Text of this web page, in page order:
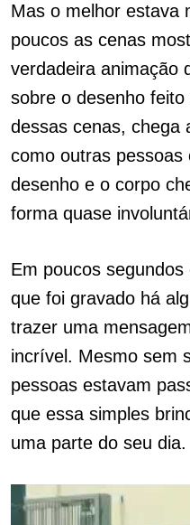
Mas o melhor estava
poucos as cenas
verdadeira animação
sobre o desenho
dessas cenas, chega
como outras
desenho e o corpo
forma quase
Em poucos
que foi gravado há
trazer uma
incrível. Mesmo sem
pessoas estavam
que essa simples
uma parte do seu dia.